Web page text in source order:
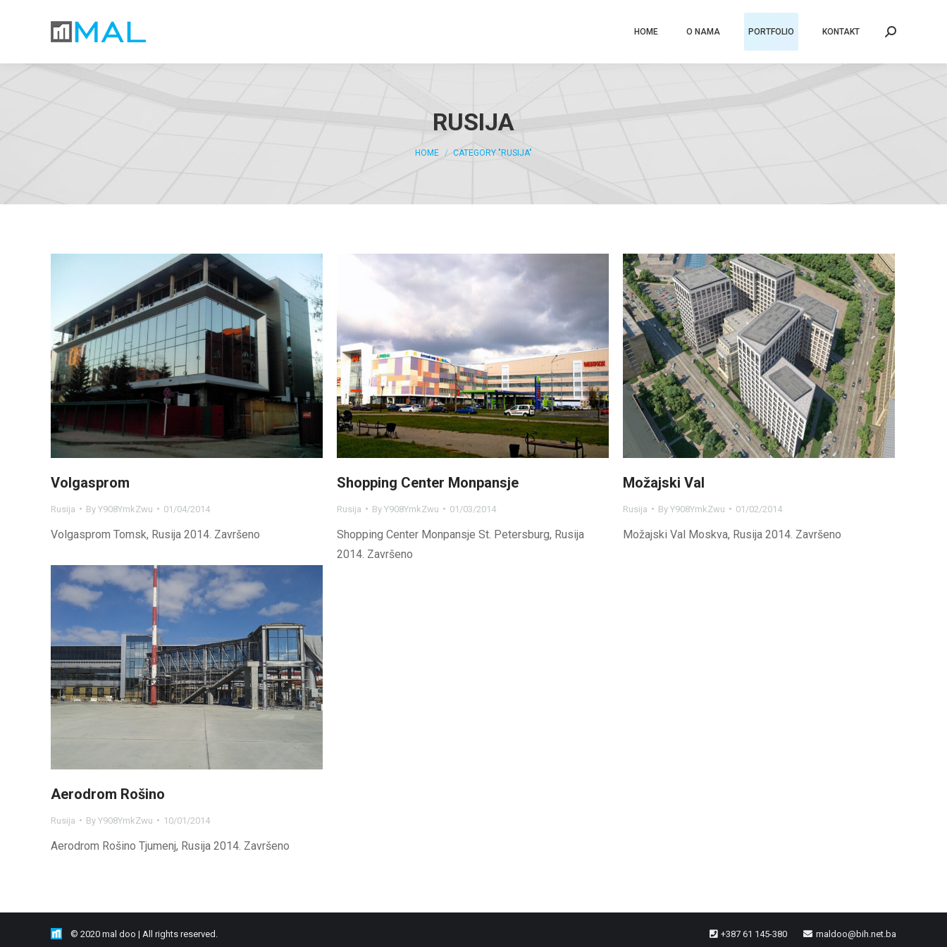
HOME O NAMA PORTFOLIO KONTAKT Search:
RUSIJA
You are here:
HOME CATEGORY "RUSIJA"
Volgasprom
Rusija By Y908YmkZwu 01/04/2014
Volgasprom Tomsk, Rusija 2014. Završeno
Shopping Center Monpansje
Rusija By Y908YmkZwu 01/03/2014
Shopping Center Monpansje St. Petersburg, Rusija
2014. Završeno
Možajski Val
Rusija By Y908YmkZwu 01/02/2014
Možajski Val Moskva, Rusija 2014. Završeno
Aerodrom Rošino
Rusija By Y908YmkZwu 10/01/2014
Aerodrom Rošino Tjumenj, Rusija 2014. Završeno
© 2020 mal doo | All rights reserved. +387 61 145-380 maldoo@bih.net.ba